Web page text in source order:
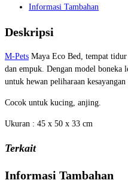
Informasi Tambahan
Deskripsi
M-Pets Maya Eco Bed, tempat
dan empuk. Dengan model boneka
untuk hewan peliharaan kesayangan
Cocok untuk kucing, anjing.
Ukuran : 45 x 50 x 33 cm
Terkait
Informasi Tambahan